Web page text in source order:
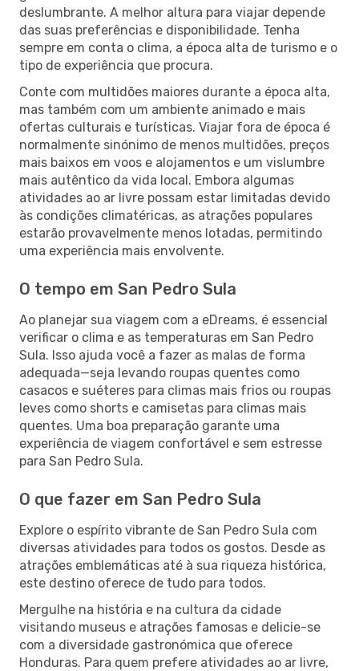
deslumbrante. A melhor altura para viajar depende
das suas preferências e disponibilidade. Tenha
sempre em conta o clima, a época alta de turismo e o
tipo de experiência que procura.
Conte com multidões maiores durante a época alta,
mas também com um ambiente animado e mais
ofertas culturais e turísticas. Viajar fora de época é
normalmente sinónimo de menos multidões, preços
mais baixos em voos e alojamentos e um vislumbre
mais autêntico da vida local. Embora algumas
atividades ao ar livre possam estar limitadas devido
às condições climatéricas, as atrações populares
estarão provavelmente menos lotadas, permitindo
uma experiência mais envolvente.
O tempo em San Pedro Sula
Ao planejar sua viagem com a eDreams, é essencial
verificar o clima e as temperaturas em San Pedro
Sula. Isso ajuda você a fazer as malas de forma
adequada—seja levando roupas quentes como
casacos e suéteres para climas mais frios ou roupas
leves como shorts e camisetas para climas mais
quentes. Uma boa preparação garante uma
experiência de viagem confortável e sem estresse
para San Pedro Sula.
O que fazer em San Pedro Sula
Explore o espírito vibrante de San Pedro Sula com
diversas atividades para todos os gostos. Desde as
atrações emblemáticas até à sua riqueza histórica,
este destino oferece de tudo para todos.
Mergulhe na história e na cultura da cidade
visitando museus e atrações famosas e delicie-se
com a diversidade gastronómica que oferece
Honduras. Para quem prefere atividades ao ar livre,